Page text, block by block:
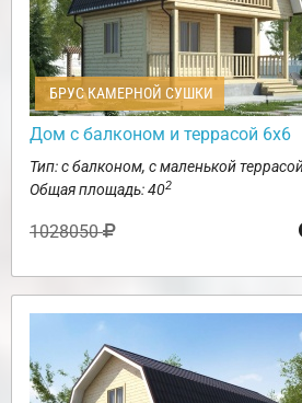
БРУС КАМЕРНОЙ СУШКИ
Дом с балконом и террасой 6х6
Тип: с балконом, с маленькой
Общая площадь: 402
1028050